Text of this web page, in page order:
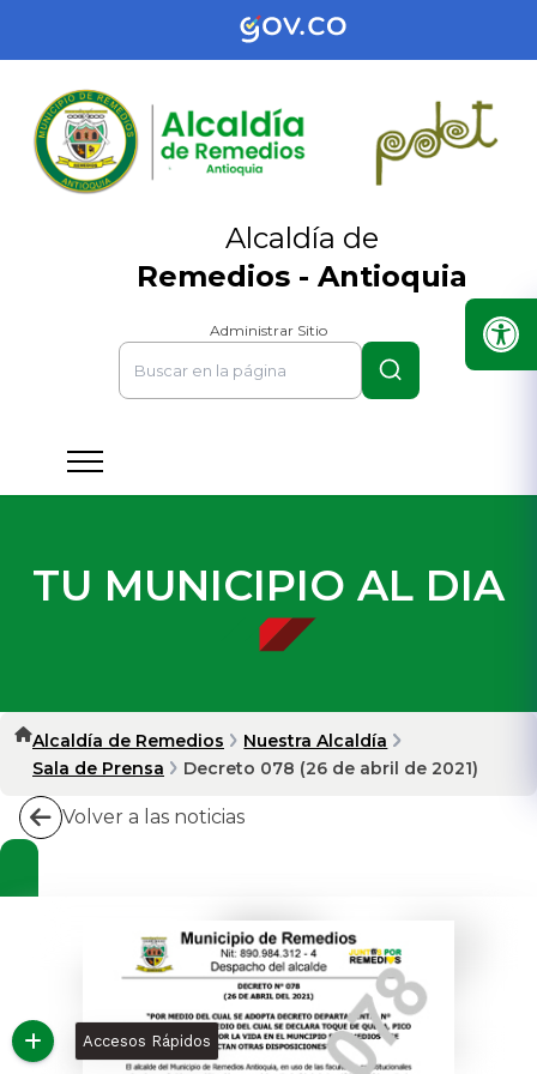
Alcaldía de
Remedios - Antioquia
Administrar Sitio
TU MUNICIPIO AL DIA
Alcaldía de Remedios
Nuestra Alcaldía
Sala de Prensa
Decreto 078 (26 de abril de 2021)
Volver a las noticias
Accesos Rápidos